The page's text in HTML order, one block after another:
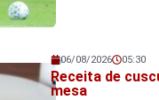
Veja também!
06/08/2026 05:30
Receita de
mesa